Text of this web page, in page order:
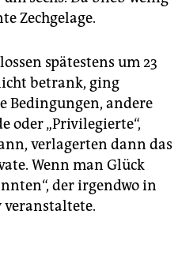
Zechgelage.
spätestens um 23
betrank, ging
Bedingungen, andere
oder „Privilegierte“,
verlagerten dann das
Wenn man Glück
der irgendwo in
veranstaltete.